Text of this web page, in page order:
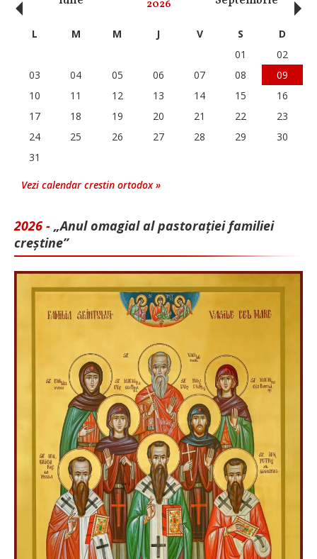
2026
‹ L M M J V S
D
01
02
03
04 05 06 07 08
09
10
11 12 13 14 15
16
17
18 19 20 21 22
23
24
25 26 27 28 29
30
31
Vezi calendar crestin ortodox »
2026 - „Anul omagial al pastorației familiei
creștine”